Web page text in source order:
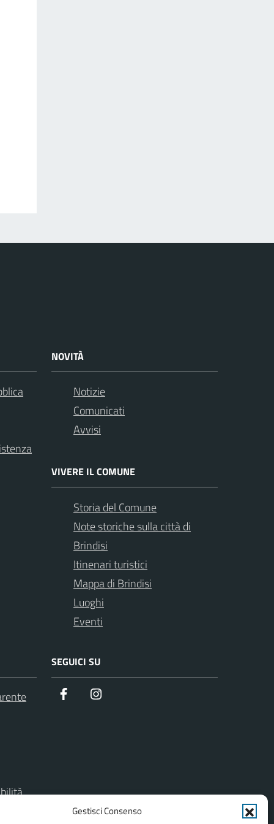
Gestisci Consenso
NOVITÀ
Notizie
Comunicati
Avvisi
VIVERE IL COMUNE
Storia del Comune
Note storiche sulla città di
Brindisi
Itinenari turistici
Mappa di Brindisi
Luoghi
Eventi
SEGUICI SU
Facebook